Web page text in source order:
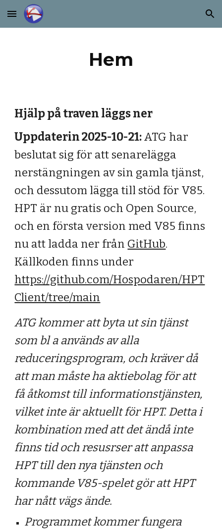
Skip to main content Skip to navigation
Hem
Hjälp på traven läggs ner
Uppdaterin 2025-10-21:ATG har
beslutat sig för att senarelägga
nerstängningen av sin gamla tjänst,
och dessutom lägga till stöd för V85.
HPT är nu gratis och Open Source,
och en första version med V85 finns
nu att ladda ner från GitHub.
Källkoden finns under
https://github.com/Hospodaren/HPT
Client/tree/main
ATG kommer att byta ut sin tjänst
som bl a används av alla
reduceringsprogram, och kräver då
att man måste ha aktiebolag för att
få åtkomst till informationstjänsten,
vilket inte är aktuellt för HPT. Detta i
kombination med att det ändå inte
finns tid och resusrser att anpassa
HPT till den nya tjänsten och
kommande V85-spelet gör att HPT
har nått vägs ände.
Programmet kommer fungera